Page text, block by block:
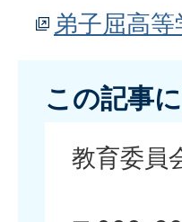
弟子屈高
この記事
教育委員